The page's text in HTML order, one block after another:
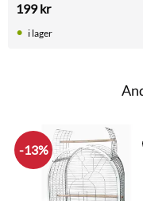
199kr
i lager
13%